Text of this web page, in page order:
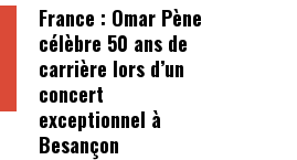
France : Omar Pène
célèbre 50 ans de
carrière lors d’un
concert
exceptionnel à
Besançon